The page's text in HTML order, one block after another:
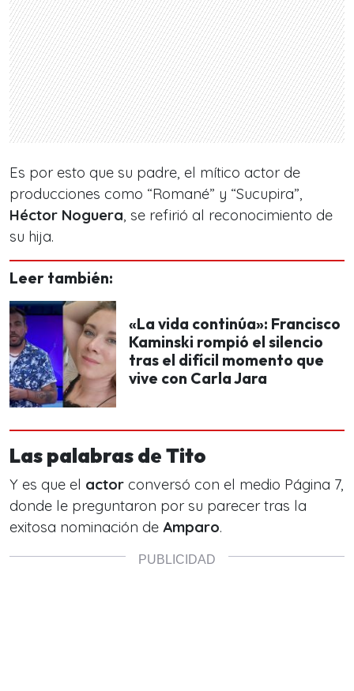
Es por esto que su padre, el mítico actor de
producciones como “Romané” y “Sucupira”,
Héctor Noguera, se refirió al reconocimiento de
su hija.
Leer también:
«La vida continúa»: Francisco
Kaminski rompió el silencio
tras el difícil momento que
vive con Carla Jara
Las palabras de Tito
Y es que el actor conversó con el medio Página 7,
donde le preguntaron por su parecer tras la
exitosa nominación de Amparo.